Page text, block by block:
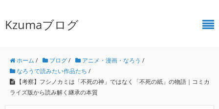
Kzumaブログ
ホーム / ブログ/ アニメ・漫画・なろう /
なろうで読みたい作品たち /
【考察】フシノカミは「不死の神」ではなく「不死の紙」の物語｜コミカ
ライズ版から読み解く継承の本質